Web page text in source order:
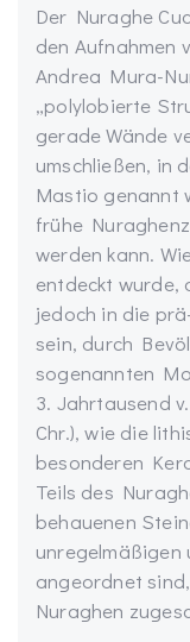
Der Nuraghe
den Aufnahmen
Andrea Mura-
„polylobierte
gerade Wände
umschließen, in
Mastio genannt
frühe
werden kann.
entdeckt wurde,
jedoch in die
sein, durch
sogenannten
3. Jahrtausend
Chr.), wie die
besonderen
Teils des
behauenen
unregelmäßigen
angeordnet
Nuraghen